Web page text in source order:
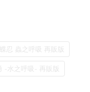
忍 蟲之呼吸 再販版
-水之呼吸- 再販版